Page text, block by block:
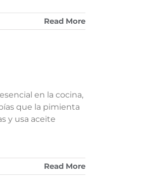
Read More
en la cocina,
que la pimienta
y usa aceite
Read More